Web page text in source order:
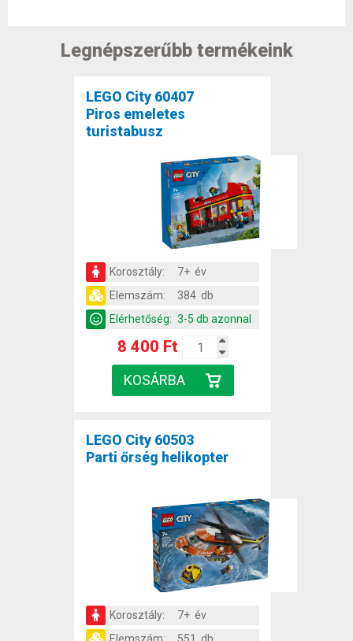
Legnépszerűbb termékeink
LEGO City 60407
Piros emeletes
turistabusz
Korosztály:
7+ év
Elemszám:
384 db
Elérhetőség: 3-5 db azonnal
8 400 Ft
LEGO City 60503
Parti őrség helikopter
Korosztály:
7+ év